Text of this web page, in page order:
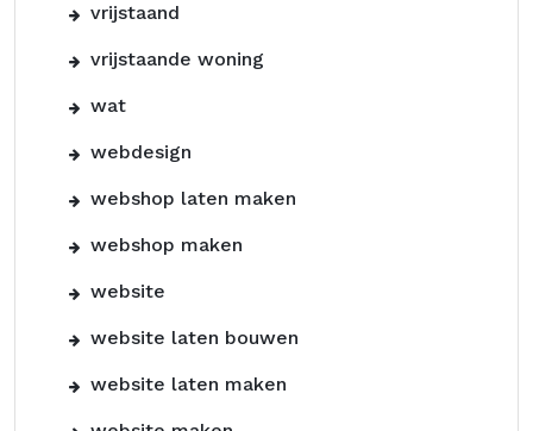
vrijstaand
vrijstaande woning
wat
webdesign
webshop laten maken
webshop maken
website
website laten bouwen
website laten maken